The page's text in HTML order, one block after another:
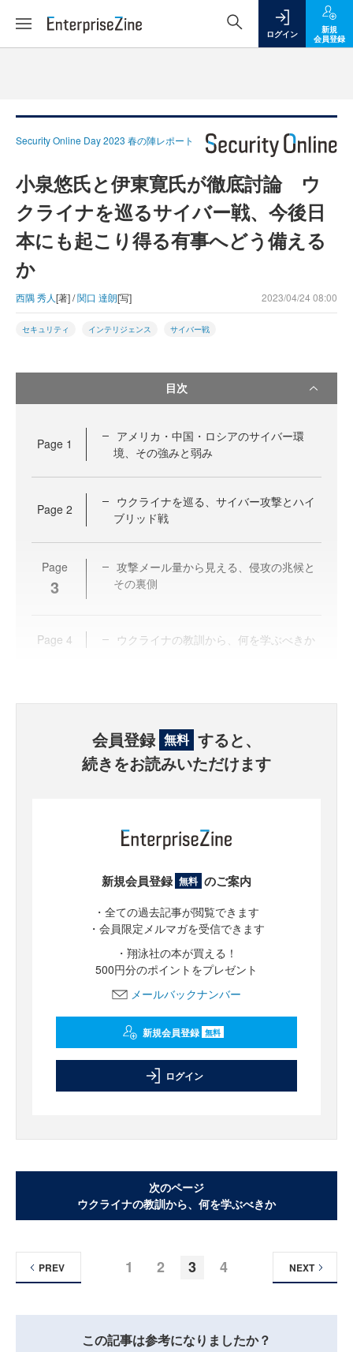
ログイン
新規
会員登録
Security Online Day 2023 春の陣レポート
小泉悠氏と伊東寛氏が徹底討論 ウ
クライナを巡るサイバー戦、今後日
本にも起こり得る有事へどう備える
か
西隅 秀人[著] /関口 達朗[写] 2023/04/24 08:00
セキュリティ インテリジェンス サイバー戦
目次
Page 1
アメリカ・中国・ロシアのサイバー環
境、その強みと弱み
Page 2
ウクライナを巡る、サイバー攻撃とハイ
ブリッド戦
Page
3
攻撃メール量から見える、侵攻の兆候と
その裏側
Page 4 ウクライナの教訓から、何を学ぶべきか
会員登録 無料 すると、
続きをお読みいただけます
新規会員登録 無料 のご案内
・全ての過去記事が閲覧できます
・会員限定メルマガを受信できます
・翔泳社の本が買える！
500円分のポイントをプレゼント
メールバックナンバー
新規会員登録 無料
ログイン
次のページ
ウクライナの教訓から、何を学ぶべきか
1 2 3 4
PREV NEXT
この記事は参考になりましたか？